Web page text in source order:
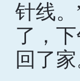
针线
了，
回了家